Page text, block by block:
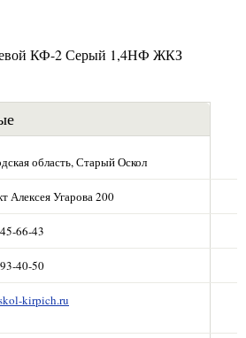
КФ-2 Серый 1,4НФ ЖКЗ
область, Старый Оскол
Алексея Угарова 200
66-43
40-50
kirpich.ru